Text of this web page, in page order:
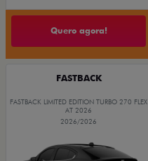
Quero agora!
FASTBACK
FASTBACK LIMITED EDITION TURBO 270 FLEX
AT 2026
2026/2026